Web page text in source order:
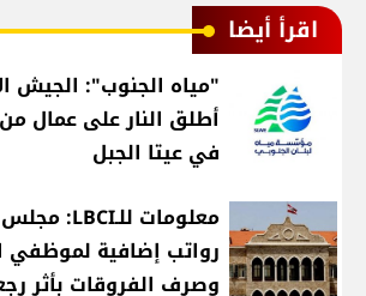
اقرأ أيضا
"مياه الجنوب": الجيش
أطلق النار على عمال
في عيتا الجبل
رواتب إضافية لموظفي
وصرف الفروقات بأثر